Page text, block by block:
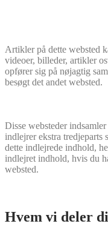
Artikler på dette websted
videoer, billeder, artikler
opfører sig på nøjagtig
besøgt det andet websted.
Disse websteder
indlejrer ekstra tredjeparts
dette indlejrede indhold,
indlejret indhold, hvis du
websted.
Hvem vi deler